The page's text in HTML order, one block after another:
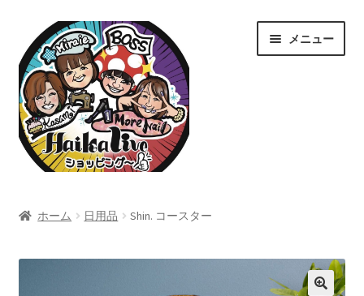
ビ
ゲ
ー
シ
ョ
ン
キ
ン
テ
ン
ツ
へ
ス
プ
メニュー
ホーム 日用品 Shin. コースター